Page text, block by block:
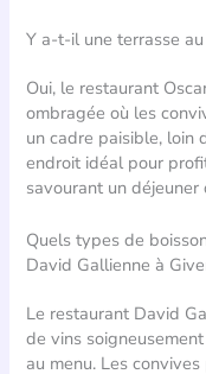
Y a-t-il une terrasse
Oui, le restaurant
ombragée où les
un cadre paisible, loin
endroit idéal pour
savourant un déjeuner
Quels types de
David Gallienne à
Le restaurant David
de vins
au menu. Les